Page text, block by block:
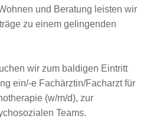
und Beratung leisten wir
zu einem gelingenden
wir zum baldigen Eintritt
ein/-e Fachärztin/Facharzt für
(w/m/d), zur
Teams.